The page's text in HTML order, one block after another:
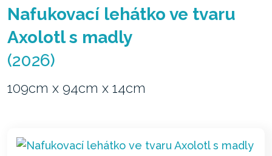
Nafukovací lehátko ve tvaru
Axolotl s madly
(2026)
109cm x 94cm x 14cm